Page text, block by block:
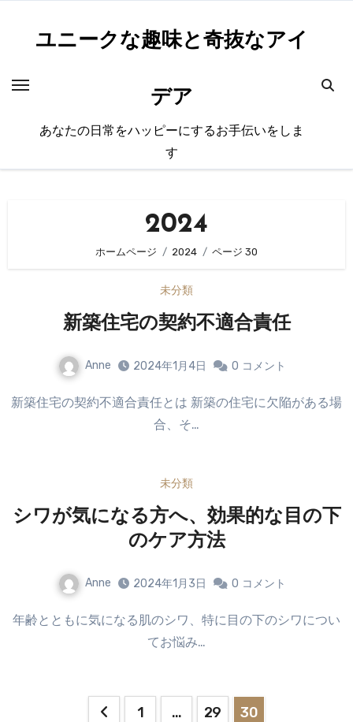
ユニークな趣味と奇抜なアイ
デア
あなたの日常をハッピーにするお手伝いをしま
す
2024
ホームページ 2024 ページ 30
未分類
新築住宅の契約不適合責任
Anne 2024年1月4日 0 コメント
新築住宅の契約不適合責任とは 新築の住宅に欠陥がある場
合、そ…
未分類
シワが気になる方へ、効果的な目の下
のケア方法
Anne 2024年1月3日 0 コメント
年齢とともに気になる肌のシワ、特に目の下のシワについ
てお悩み…
1 … 29 30